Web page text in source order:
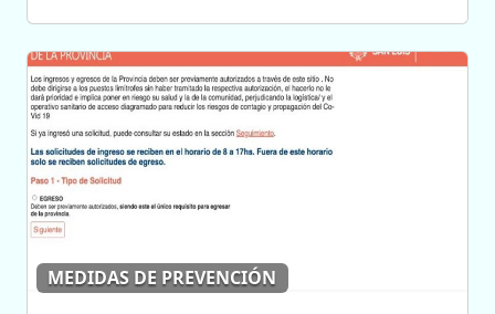
MEDIDAS DE PREVENCIÓN